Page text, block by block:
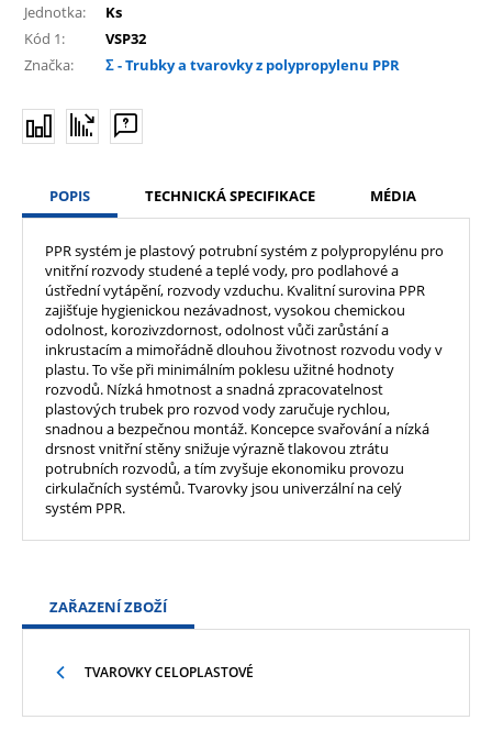
Jednotka:
Ks
Kód 1:
VSP32
Značka:
Σ - Trubky a tvarovky z polypropylenu PPR
POPIS TECHNICKÁ SPECIFIKACE MÉDIA
PPR systém je plastový potrubní systém z polypropylénu pro
vnitřní rozvody studené a teplé vody, pro podlahové a
ústřední vytápění, rozvody vzduchu. Kvalitní surovina PPR
zajišťuje hygienickou nezávadnost, vysokou chemickou
odolnost, korozivzdornost, odolnost vůči zarůstání a
inkrustacím a mimořádně dlouhou životnost rozvodu vody v
plastu. To vše při minimálním poklesu užitné hodnoty
rozvodů. Nízká hmotnost a snadná zpracovatelnost
plastových trubek pro rozvod vody zaručuje rychlou,
snadnou a bezpečnou montáž. Koncepce svařování a nízká
drsnost vnitřní stěny snižuje výrazně tlakovou ztrátu
potrubních rozvodů, a tím zvyšuje ekonomiku provozu
cirkulačních systémů. Tvarovky jsou univerzální na celý
systém PPR.
ZAŘAZENÍ ZBOŽÍ
TVAROVKY CELOPLASTOVÉ